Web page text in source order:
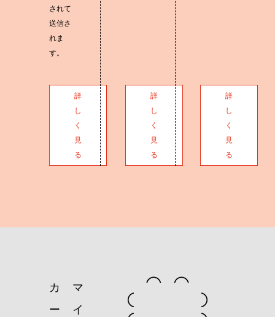
されて
送信さ
れま
す。
詳
し
く
見
る
詳
し
く
見
る
詳
し
く
見
る
カ
ー
マ
イ